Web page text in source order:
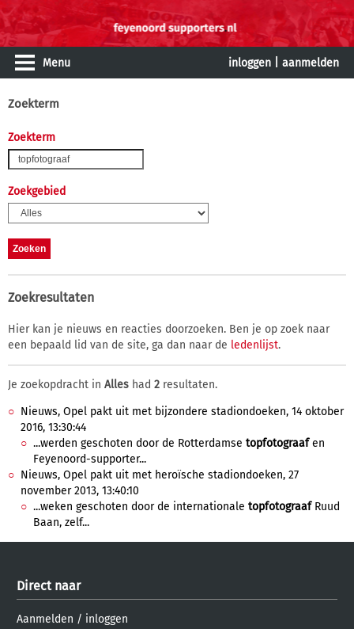
Menu inloggen aanmelden
Zoekterm
Zoekterm
Zoekgebied
Zoekresultaten
Hier kan je nieuws en reacties doorzoeken. Ben je op zoek naar
een bepaald lid van de site, ga dan naar de ledenlijst.
Je zoekopdracht in Alles had 2 resultaten.
Nieuws, Opel pakt uit met bijzondere stadiondoeken, 14 oktober
2016, 13:30:44
...werden geschoten door de Rotterdamse topfotograafen
Feyenoord-supporter...
Nieuws, Opel pakt uit met heroïsche stadiondoeken, 27
november 2013, 13:40:10
...weken geschoten door de internationale topfotograafRuud
Baan, zelf...
Direct naar
Aanmelden / inloggen